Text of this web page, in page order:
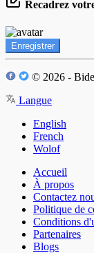
Recadrez
Enregistrer
© 2026 -
Langue
English
French
Wolof
Accueil
À propos
Contactez
Politique de
Conditions
Partenaires
Blogs